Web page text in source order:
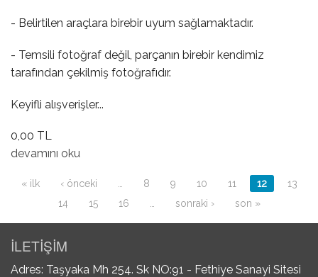
- Belirtilen araçlara birebir uyum sağlamaktadır.
- Temsili fotoğraf değil, parçanın birebir kendimiz
tarafından çekilmiş fotoğrafıdır.
Keyifli alışverişler...
0,00 TL
Geri Vites Müşürü hakkında
devamını oku
Sayfalar
« ilk ‹ önceki 8 9 10 11 12
13
14
15 16 … sonraki › son »
İLETİŞİM
Adres: Taşyaka Mh 254. Sk NO:91 - Fethiye Sanayi Sitesi